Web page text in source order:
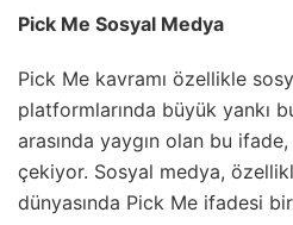
Pick Me Sosyal Medya
Pick Me kavramı özellikle
platformlarında büyük yankı
arasında yaygın olan bu
çekiyor. Sosyal medya,
dünyasında Pick Me ifadesi